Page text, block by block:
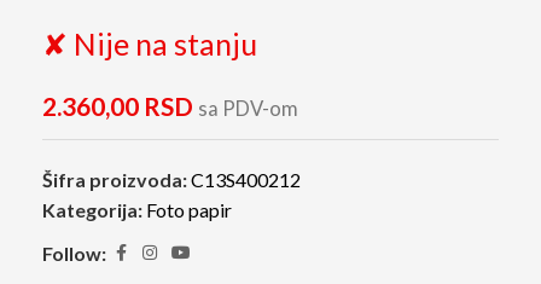
✘ Nije na stanju
2.360,00 RSD sa PDV-om
Šifra proizvoda:C13S400212
Kategorija: Foto papir
Follow: